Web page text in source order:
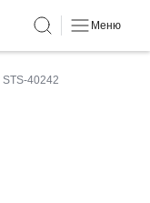
Меню
40242